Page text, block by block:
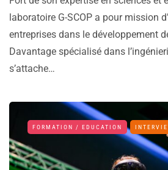
laboratoire G-SCOP a pour mission
entreprises dans le développement
Davantage spécialisé dans
s’attache…
FORMATION / EDUCATION